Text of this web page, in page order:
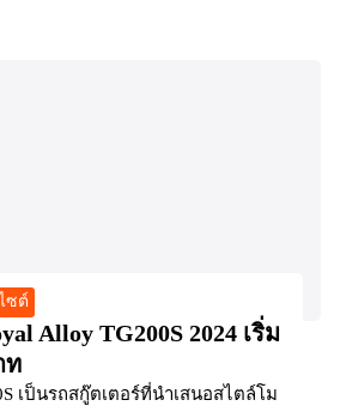
ซต์
Alloy TG200S 2024 เริ่ม
ท
เป็นรถสกู๊ตเตอร์ที่นำเสนอสไตล์โม